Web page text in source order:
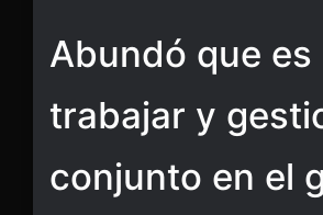
Abundó que
trabajar y
conjunto en el